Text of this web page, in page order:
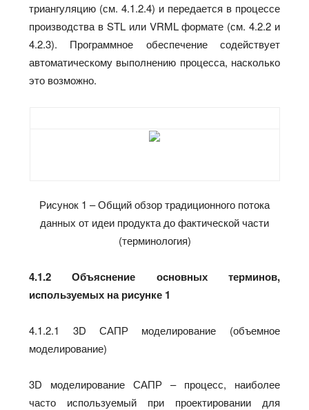
триангуляцию (см. 4.1.2.4) и передается в процессе
производства в STL или VRML формате (см. 4.2.2 и
4.2.3). Программное обеспечение содействует
автоматическому выполнению процесса, насколько
это возможно.
Рисунок 1 – Общий обзор традиционного потока
данных от идеи продукта до фактической части
(терминология)
4.1.2 Объяснение основных терминов,
используемых на рисунке 1
4.1.2.1 3D САПР моделирование (объемное
моделирование)
3D моделирование САПР – процесс, наиболее
часто используемый при проектировании для